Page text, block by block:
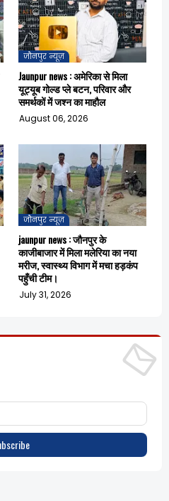
जौनपुर न्यूज़
Jaunpur news : अमेरिका से मिला
यूट्यूब गोल्ड प्ले बटन, परिवार और
समर्थकों में जश्न का माहौल
August 06, 2026
जौनपुर न्यूज़
jaunpur news : जौनपुर के
काजीबाजार में मिला मलेरिया का नया
मरीज, स्वास्थ्य विभाग में मचा हड़कंप
पहुँची टीम।
July 31, 2026